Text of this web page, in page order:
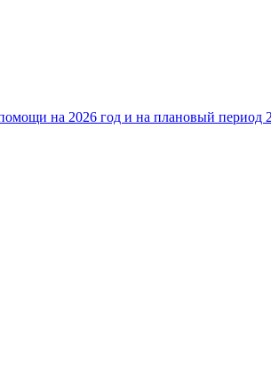
на 2026 год и на плановый период